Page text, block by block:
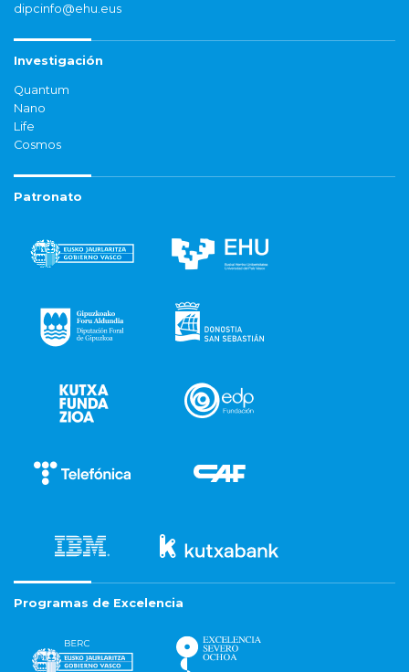
dipcinfo@ehu.eus
Investigación
Quantum
Nano
Life
Cosmos
Patronato
Programas de Excelencia